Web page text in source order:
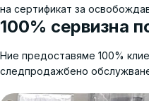
на сертификат за
100% сервизна
Ние предоставяме 100%
следпродажбено